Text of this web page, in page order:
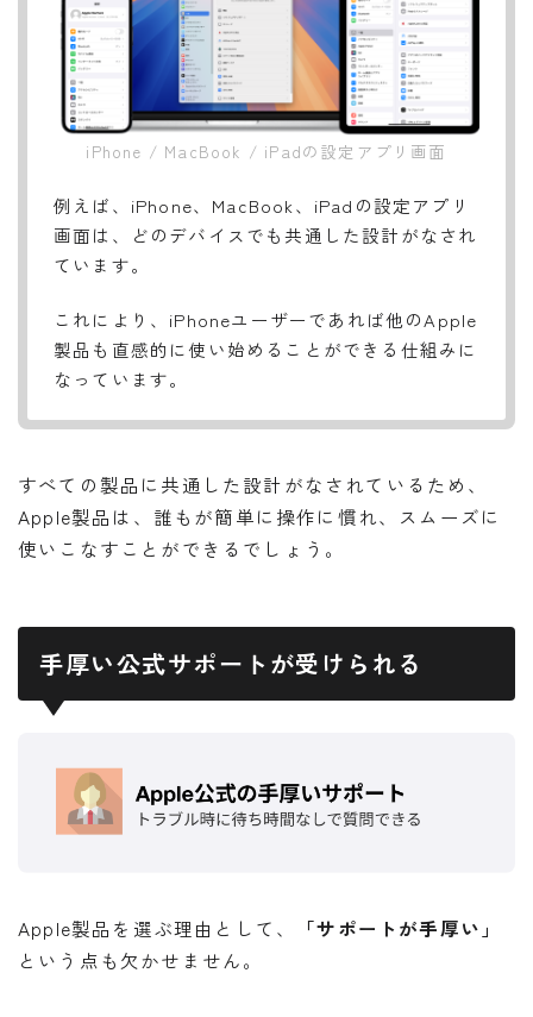
iPhone / MacBook / iPadの設定アプリ画面
例えば、iPhone、MacBook、iPadの設定アプリ
画面は、どのデバイスでも共通した設計がなされ
ています。
これにより、iPhoneユーザーであれば他のApple
製品も直感的に使い始めることができる仕組みに
なっています。
すべての製品に共通した設計がなされているため、
Apple製品は、誰もが簡単に操作に慣れ、スムーズに
使いこなすことができるでしょう。
手厚い公式サポートが受けられる
Apple製品を選ぶ理由として、
「サポートが手厚い」
という点も欠かせません。